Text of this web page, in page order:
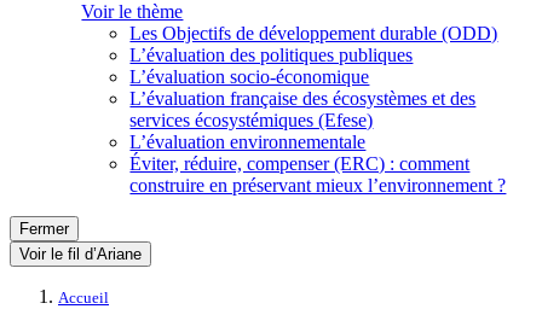
Voir le thème
Les Objectifs de développement durable (ODD)
L’évaluation des politiques publiques
L’évaluation socio-économique
L’évaluation française des écosystèmes et des
services écosystémiques (Efese)
L’évaluation environnementale
Éviter, réduire, compenser (ERC) : comment
construire en préservant mieux l’environnement ?
Fermer
Voir le fil d’Ariane
Accueil